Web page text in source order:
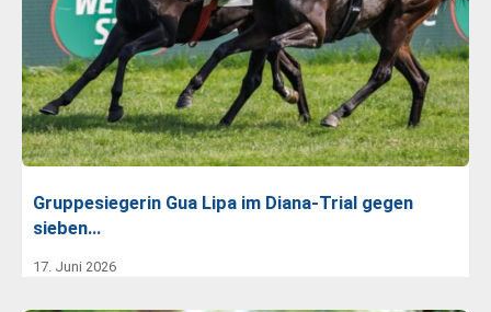
Gruppesiegerin Gua Lipa im Diana-Trial gegen
sieben…
17. Juni 2026